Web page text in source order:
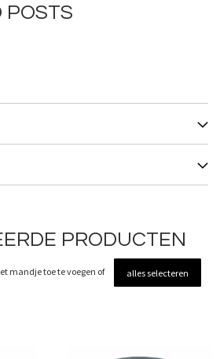
POSTS
PRODUCTEN
mandje toe te voegen of alles selecteren